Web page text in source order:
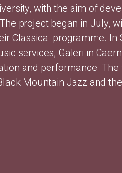
with the aim of
project began in July,
Classical programme. In
services, Galeri in
and performance.
Mountain Jazz and